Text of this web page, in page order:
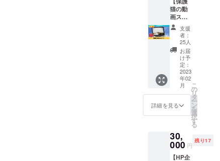
に、ご支
援・応援よ
ろしくお願
いいたしま
いるの
で安心
して
塗って
あげて
くださ
い。 お
礼の
メール
付きで
す。 ※
送料込
みのお
値段で
商品名 :
ハチリ
バイタ
けしま
す。 ▼
商品名
LIVEパ
ワー
ペッ
ト/300
mlスプ
レー 商
品名：
LIVEパ
ワー
ペット
（ペッ
分：
水、鉄
酸化チ
タン、
猫の動
画スポ
ン
サー】
一般社
団法人
いのち
こえ
YouTub
eに投稿
する、
保護猫
の動画
スポン
サーに
権利で
す。 動
画のエ
ンド
支援
者：
25人
お届
け予
定：
2023
年02
月
詳細を見る
こ
の
リ
タ
ー
ン
を
選
択
す
る
30,
000 円
残り17
【HP企